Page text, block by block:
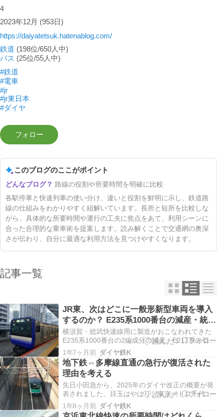
4
2023年12月 (953日)
https://daiyatetsuk.hatenablog.com/
鉄道 (198位/650人中)
バス (25位/55人中)
#鉄道
#電車
#jr
#jr東日本
#ダイヤ
このブログのここがポイント
路線の役割や所要時間を明確に比較
各駅停車と快速列車の使い分け、違いと役割を鮮明に示し、鉄道路
線の仕組みをわかりやすく紐解いています。長所と短所を比較しな
がら、具体的な所要時間や運行の工夫に焦点をあて、利用シーンに
合った合理的な乗車術を提案します。読み解くことで交通網の奥深
さが伝わり、自分に最適な利用方法を見つけやすくなります。
記事一覧
JR東、次はどこに一般形新型車両を導入
するのか？ E235系1000番台の減産・統一
完了見通しを受けて
横須賀・総武快速線用に製造がおこなわれてきた
E235系1000番台の2編成分の減産、E217系の引
退・車両統一が3月のダイヤ改正より行われること
が判明されました。E235系1000番台の増備が完了
するということで、次に新型車両が導入される路
線はどこなのか、大変気になります。 横須…
1年7ヶ月前 ダイヤ鉄K
地下鉄⇔多摩線直通の急行が復活された
理由を考える
先日小田急から、2025年のダイヤ改正の概要が発
表されました。目玉はやはり、東京メトロ千代田
線と多摩線を直通する急行の復活です。ではこの
地下鉄⇔多摩線直通の急行が復活された背景を考
1年8ヶ月前 ダイヤ鉄K